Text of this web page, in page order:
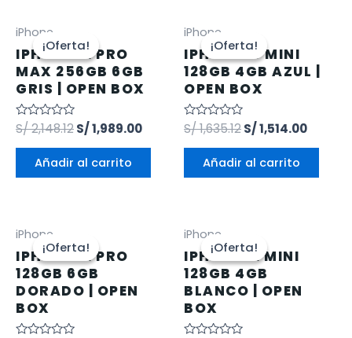
¡Oferta!
¡Oferta!
iPhone
IPHONE 12 PRO
MAX 256GB 6GB
GRIS | OPEN BOX
Valorado
en
0
S/2,148.12S/1,989.00
Añadir al carrito
¡Oferta!
¡Oferta!
iPhone
IPHONE 13 MINI
128GB 4GB AZUL |
OPEN BOX
Valorado
en
0
S/1,635.12S/1,514.00
Añadir al carrito
¡Oferta!
¡Oferta!
iPhone
IPHONE 12 PRO
128GB 6GB
DORADO | OPEN
BOX
¡Oferta!
¡Oferta!
iPhone
IPHONE 12 MINI
128GB 4GB
BLANCO | OPEN
BOX